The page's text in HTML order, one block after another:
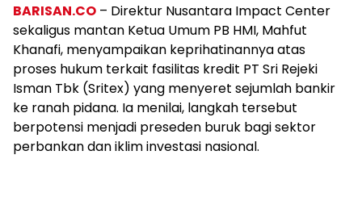
BARISAN.CO – Direktur Nusantara Impact Center
sekaligus mantan Ketua Umum PB HMI, Mahfut
Khanafi, menyampaikan keprihatinannya atas
proses hukum terkait fasilitas kredit PT Sri Rejeki
Isman Tbk (Sritex) yang menyeret sejumlah bankir
ke ranah pidana. Ia menilai, langkah tersebut
berpotensi menjadi preseden buruk bagi sektor
perbankan dan iklim investasi nasional.